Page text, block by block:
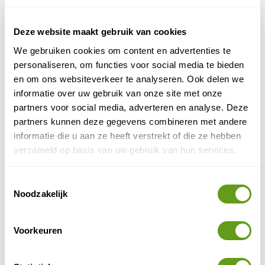
Deze website maakt gebruik van cookies
We gebruiken cookies om content en advertenties te
personaliseren, om functies voor social media te bieden
en om ons websiteverkeer te analyseren. Ook delen we
informatie over uw gebruik van onze site met onze
partners voor social media, adverteren en analyse. Deze
partners kunnen deze gegevens combineren met andere
informatie die u aan ze heeft verstrekt of die ze hebben
verzameld op basis van uw gebruik van hun services.
Noodzakelijk
Voorkeuren
Tiqets.comof Get Your Guidekan je een excursie van
tevoren boeken.
Riksja Amerika - Bouwsteen Cape Cod
Individuele reis
Overnacht je in een motelstijl hotel met zwembad
tijdens je verblijf op Cape Cod? Met optie op
Whale Watching tour.
Mooie bouwsteen waarbij je vanuit Falmouth 4
zeezoogdieren. Een natuurexpert neemt je mee.